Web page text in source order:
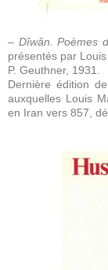
– Dîwân. Poèmes
présentés par
P. Geuthner, 1931.
Dernière édition
auxquelles Louis
en Iran vers 857,